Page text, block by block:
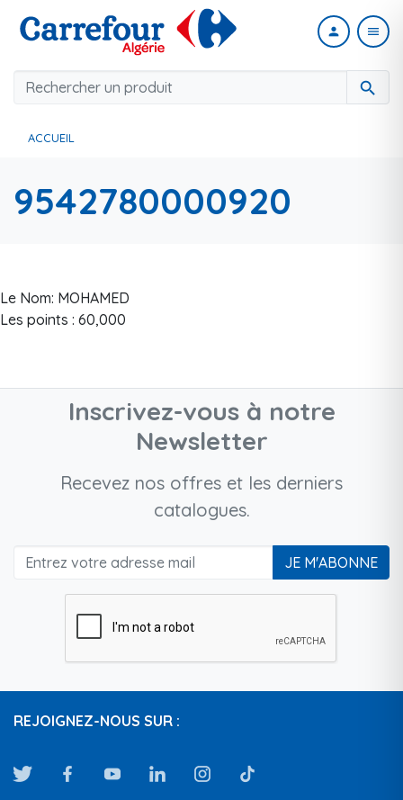
search
person menu
ACCUEIL
9542780000920
Le Nom: MOHAMED
Les points : 60,000
Inscrivez-vous à notre
Newsletter
Recevez nos offres et les derniers
catalogues.
JE M'ABONNE
REJOIGNEZ-NOUS SUR :